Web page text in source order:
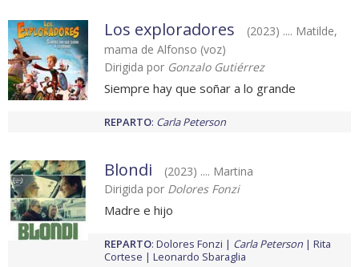
Los exploradores
(2023) .... Matilde,
mama de Alfonso (voz)
Dirigida por Gonzalo Gutiérrez
Siempre hay que soñar a lo grande
REPARTO: Carla Peterson
Blondi
(2023) .... Martina
Dirigida por Dolores Fonzi
Madre e hijo
REPARTO: Dolores Fonzi Carla Peterson
Rita
Cortese
Leonardo Sbaraglia